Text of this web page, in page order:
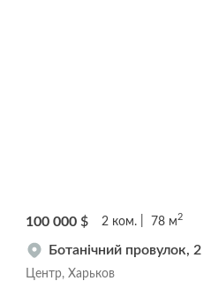
100 000 $ 2 ком. 78 м2
Ботанічний провулок, 2
Центр, Харьков